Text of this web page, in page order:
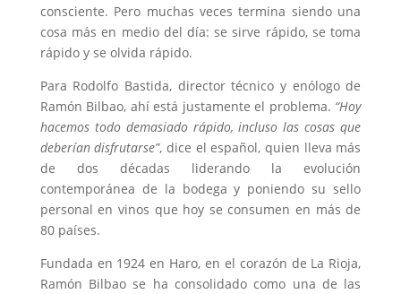
consciente. Pero muchas veces termina siendo una
cosa más en medio del día: se sirve rápido, se toma
rápido y se olvida rápido.
Para Rodolfo Bastida, director técnico y enólogo de
Ramón Bilbao, ahí está justamente el problema. “Hoy
hacemos todo demasiado rápido, incluso las cosas que
deberían disfrutarse”, dice el español, quien lleva más
de dos décadas liderando la evolución
contemporánea de la bodega y poniendo su sello
personal en vinos que hoy se consumen en más de
80 países.
Fundada en 1924 en Haro, en el corazón de La Rioja,
Ramón Bilbao se ha consolidado como una de las